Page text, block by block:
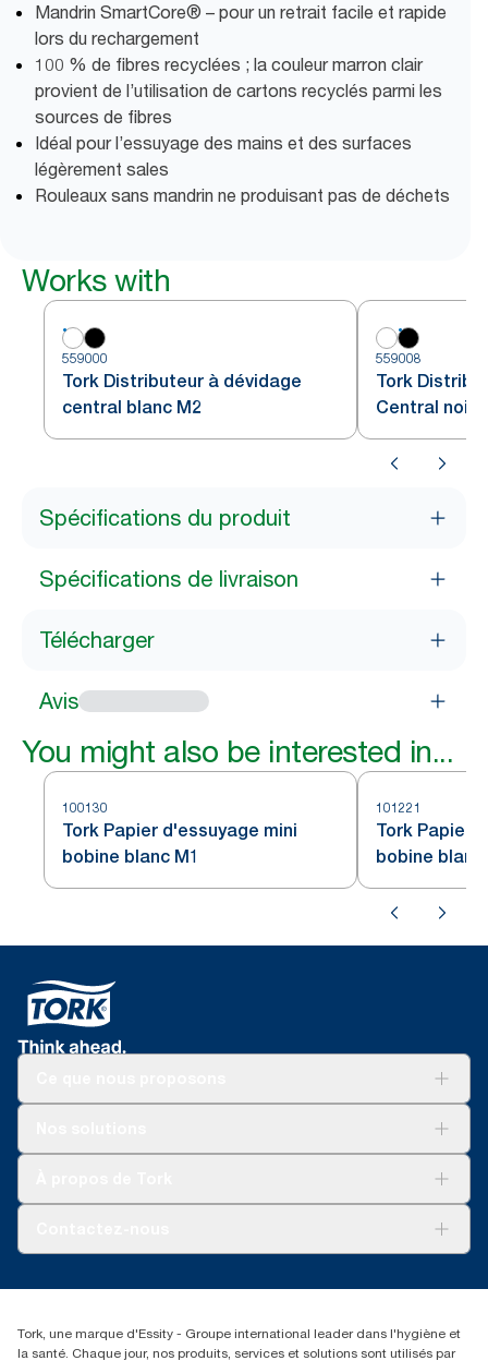
Mandrin SmartCore® – pour un retrait facile et rapide
lors du rechargement
100 % de fibres recyclées ; la couleur marron clair
provient de l’utilisation de cartons recyclés parmi les
sources de fibres
Idéal pour l’essuyage des mains et des surfaces
légèrement sales
Rouleaux sans mandrin ne produisant pas de déchets
Works with
559000
Tork Distributeur à dévidage
central blanc M2
559008
Tork
Central noir
Spécifications du produit
Spécifications de livraison
Télécharger
Avis
You might also be interested in...
100130
Tork Papier d'essuyage mini
bobine blanc M1
101221
Tork Papier
bobine blanc
01 85 07 92 00
Tork, une marque d'Essity - Groupe international leader dans l'hygiène et
la santé. Chaque jour, nos produits, services et solutions sont utilisés par